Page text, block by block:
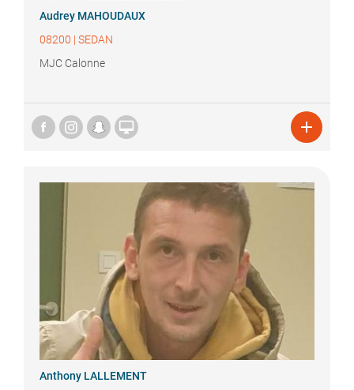
Audrey MAHOUDAUX
08200 | SEDAN
MJC Calonne
 
Anthony LALLEMENT